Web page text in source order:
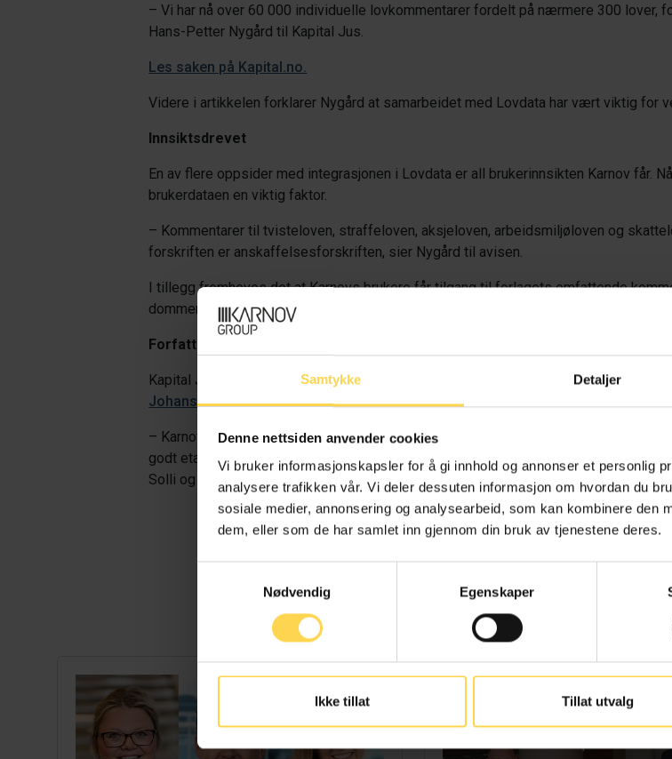
Samtykke Detaljer
Denne nettsiden anvender cookies
Vi bruker informasjonskapsler for å gi innhold og annonser et personlig
analysere trafikken vår. Vi deler dessuten informasjon om hvordan du
sosiale medier, annonsering og analysearbeid, som kan kombinere den
dem, eller som de har samlet inn gjennom din bruk av tjenestene deres.
Nødvendig
Egenskaper
Ikke tillat Tillat utvalg
– Vi har nå over 60 000 individuelle lovkommentarer fordelt på nærmere 300 lover,
Hans-Petter Nygård til Kapital Jus.
Les saken på Kapital.no.
Videre i artikkelen forklarer Nygård at samarbeidet med Lovdata har vært viktig for
Innsiktsdrevet
En av flere oppsider med integrasjonen i Lovdata er all brukerinnsikten Karnov får.
brukerdataen en viktig faktor.
– Kommentarer til tvisteloven, straffeloven, aksjeloven, arbeidsmiljøloven og
forskriften er anskaffelsesforskriften, sier Nygård til avisen.
I tillegg fremheves det at Karnovs brukere får tilgang til forlagets omfattende
dommer. I Karnov-abonnementet får man også lest øvrig litteratur forlaget har
Forfatterskryt
Kapital Jus har pratet med Christian Flemmen Johansen i advokatfirmaet Elden,
Johansenhvorfor han skriver lovkommentarer for Karnov.
– Karnov er en solid rettskilde og de som arbeider der, blant annet Isabell Støen
godt etablert og har et forfattermiljø som jeg ser opp til – og jeg er svært fornøyd
Solli og Morten Kinander, forteller Johansen til Kapital Jus.